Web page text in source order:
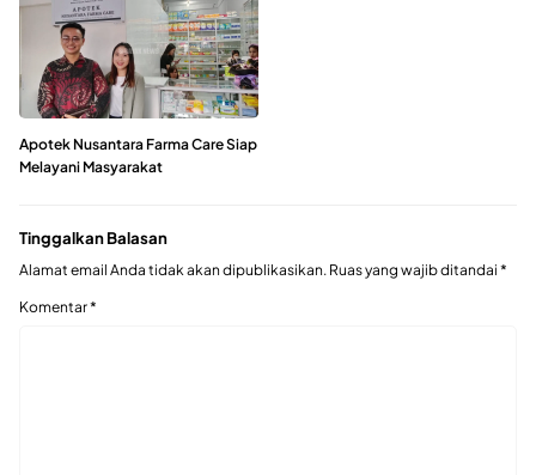
Apotek Nusantara Farma Care Siap
Melayani Masyarakat
Tinggalkan Balasan
Alamat email Anda tidak akan dipublikasikan. Ruas yang wajib ditandai *
Komentar*